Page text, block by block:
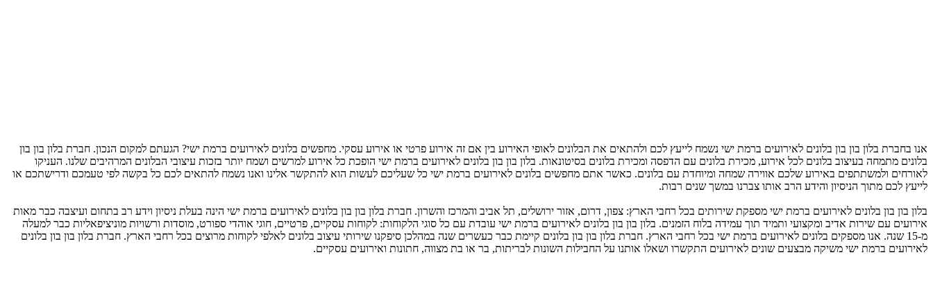
אנו בחברת בלון בון בון בלונים לאירועים ברמת ישי נשמח לייעץ לכם ולהתאים את הבלונים לאופי האירוע בין אם זה אירוע פרטי או אירוע עסקי. מחפשים בלונים לאירועים ברמת ישי? הגעתם למקום הנכון. חברת בלון בון בון
בלונים מתמחה בעיצוב בלונים לכל אירוע, מכירת בלונים עם הדפסה ומכירת בלונים בסיטונאות. בלון בון בון בלונים לאירועים ברמת ישי הופכת כל אירוע למרשים ושמח יותר בזכות עיצובי הבלונים המרהיבים שלנו. העניקו
לאורחים ולמשתתפים באירוע שלכם אווירה שמחה ומיוחדת עם בלונים. כאשר אתם מחפשים בלונים לאירועים ברמת ישי כל שעליכם לעשות הוא להתקשר אלינו ואנו נשמח להתאים לכם כל בקשה לפי טעמכם ודרישתכם או
לייעץ לכם מתוך הניסיון והידע הרב אותו צברנו במשך שנים רבות.
בלון בון בון בלונים לאירועים ברמת ישי מספקת שירותים בכל רחבי הארץ: צפון, דרום, אזור ירושלים, תל אביב והמרכז והשרון. חברת בלון בון בון בלונים לאירועים ברמת ישי הינה בעלת ניסיון וידע רב בתחום ועיצבה כבר מאות
אירועים עם שירות אדיב ומקצועי ותמיד תוך עמידה בלוח הזמנים. בלון בון בון בלונים לאירועים ברמת ישי עובדת עם כל סוגי הלקוחות: לקוחות עסקיים, פרטיים, חוגי אוהדי ספורט, מוסדות ורשויות מוניציפאליות כבר למעלה
מ-15 שנה. אנו מספקים בלונים לאירועים ברמת ישי בכל רחבי הארץ. חברת בלון בון בון בלונים קיימת כבר כעשרים שנה במהלכן סיפקנו שירותי עיצוב בלונים לאלפי לקוחות מרוצים בכל רחבי הארץ. חברת בלון בון בון בלונים
לאירועים ברמת ישי משיקה מבצעים שונים לאירועים התקשרו ושאלו אותנו על החבילות השונות לבריתות, בר או בת מצווה, חתונות ואירועים עסקיים.